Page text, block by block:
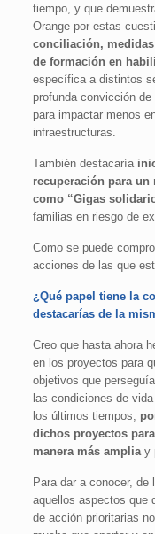
tiempo, y que
Orange por estas
conciliación,
de formación en
específica a distintos
profunda convicción
para impactar menos
infraestructuras.
También destacaría
recuperación para
como “Gigas
familias en riesgo de
Como se puede
acciones de las que
¿Qué papel tiene la
destacarías de la
Creo que hasta ahora
en los proyectos para
objetivos que
las condiciones de
los últimos tiempos,
dichos proyectos
manera más amplia y
Para dar a conocer, de
aquellos aspectos que
de acción prioritarias